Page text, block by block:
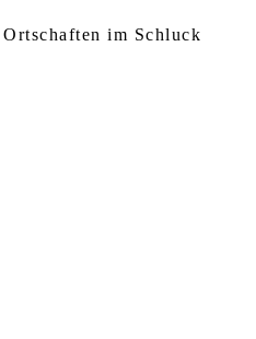
im Schluck